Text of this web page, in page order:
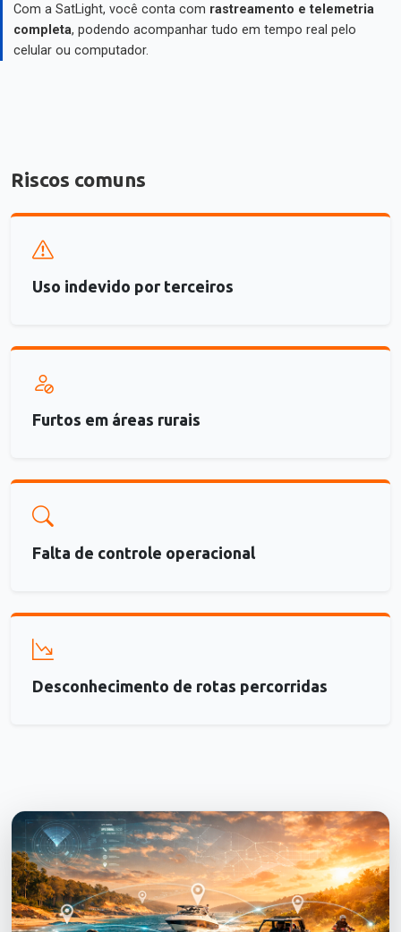
Com a SatLight, você conta com rastreamento e telemetria
completa, podendo acompanhar tudo em tempo real pelo
celular ou computador.
Riscos comuns
Uso indevido por terceiros
Furtos em áreas rurais
Falta de controle operacional
Desconhecimento de rotas percorridas